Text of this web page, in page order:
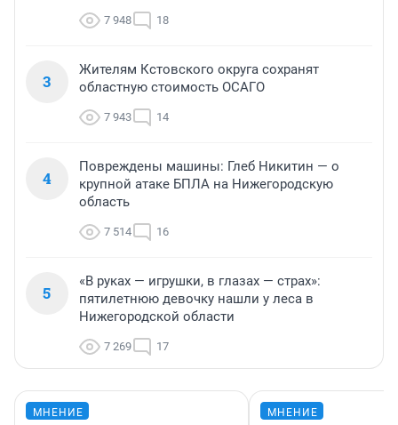
7 948 18
3
Жителям Кстовского округа сохранят
областную стоимость ОСАГО
7 943 14
4
Повреждены машины: Глеб Никитин — о
крупной атаке БПЛА на Нижегородскую
область
7 514 16
5
«В руках — игрушки, в глазах — страх»:
пятилетнюю девочку нашли у леса в
Нижегородской области
7 269 17
МНЕНИЕ МНЕНИЕ